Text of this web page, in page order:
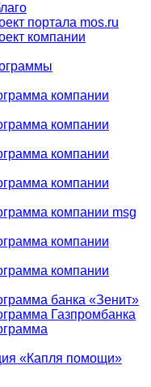
портала mos.ru
компании
компании
компании
компании
компании
компании msg
компании
компании
банка «Зенит»
Газпромбанка
«Капля помощи»